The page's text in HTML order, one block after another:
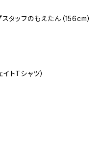
タッフのもえたん（156cm）
トTシャツ）